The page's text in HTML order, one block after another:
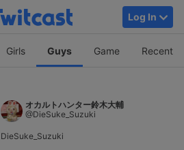
Log In
Girls Guys Game Recent
オカルトハンター鈴木大輔
@DieSuke_Suzuki
DieSuke_Suzuki